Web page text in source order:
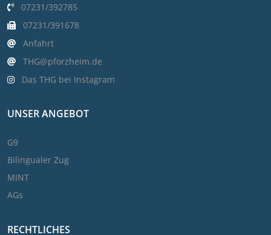
07231/392785
07231/391678
Anfahrt
THG@pforzheim.de
Das THG bei Instagram
UNSER ANGEBOT
G9
Bilingualer Zug
MINT
AGs
RECHTLICHES